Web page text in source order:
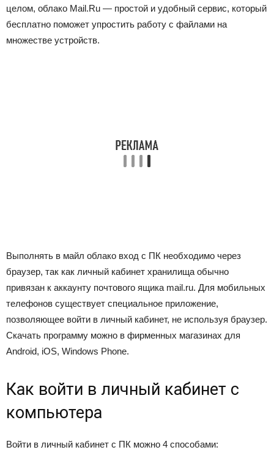
целом, облако Mail.Ru — простой и удобный сервис, который
бесплатно поможет упростить работу с файлами на
множестве устройств.
Выполнять в майл облако вход с ПК необходимо через
браузер, так как личный кабинет хранилища обычно
привязан к аккаунту почтового ящика mail.ru. Для мобильных
телефонов существует специальное приложение,
позволяющее войти в личный кабинет, не используя браузер.
Скачать программу можно в фирменных магазинах для
Android, iOS, Windows Phone.
Как войти в личный кабинет с
компьютера
Войти в личный кабинет с ПК можно 4 способами: